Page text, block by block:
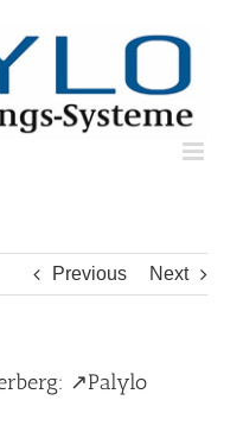
Previous Next
↗️Palylo